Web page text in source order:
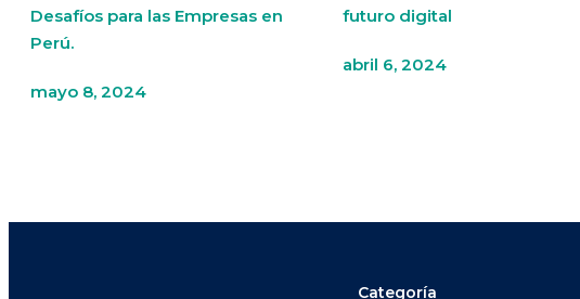
Desafíos para las Empresas en
Perú.
mayo 8, 2024
futuro digital
abril 6, 2024
Categoría